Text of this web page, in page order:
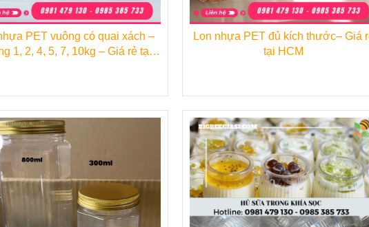
kế đơn giản nhưng tiện dụng, chúng được sử dụng ngày
các loại đồ ăn chế biến nói riêng.
PET vuông có quai xách –
1, 2, 4, 5, 7, 10kg – Giá rẻ tại
Lon nhựa PET đủ kích thước– Giá
tại HCM